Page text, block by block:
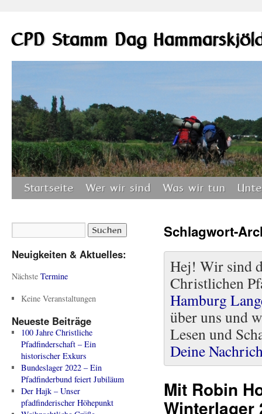
CPD Stamm Dag
Startseite Wer wir sind Was wir tun
Schlagwort-
Hej! Wir sind
Christlichen
Hamburg
über uns und
Lesen und
Deine
Mit Robin
Winterlager
Neuigkeiten & Aktuelles:
Nächste Termine
Keine Veranstaltungen
Neueste Beiträge
100 Jahre Christliche
Pfadfinderschaft – Ein
historischer Exkurs
Bundeslager 2022 – Ein
Pfadfinderbund feiert Jubiläum
Der Hajk – Unser
pfadfinderischer Höhepunkt